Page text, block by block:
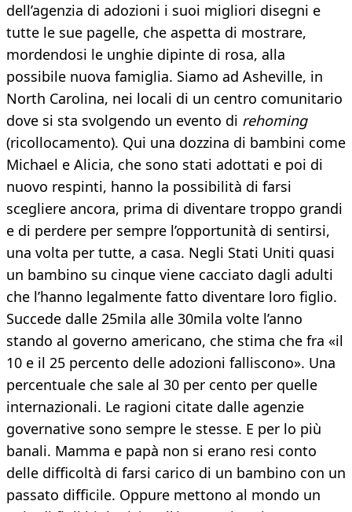
dell’agenzia di adozioni i suoi migliori disegni e
tutte le sue pagelle, che aspetta di mostrare,
mordendosi le unghie dipinte di rosa, alla
possibile nuova famiglia. Siamo ad Asheville, in
North Carolina, nei locali di un centro comunitario
dove si sta svolgendo un evento di rehoming
(ricollocamento). Qui una dozzina di bambini come
Michael e Alicia, che sono stati adottati e poi di
nuovo respinti, hanno la possibilità di farsi
scegliere ancora, prima di diventare troppo grandi
e di perdere per sempre l’opportunità di sentirsi,
una volta per tutte, a casa. Negli Stati Uniti quasi
un bambino su cinque viene cacciato dagli adulti
che l’hanno legalmente fatto diventare loro figlio.
Succede dalle 25mila alle 30mila volte l’anno
stando al governo americano, che stima che fra «il
10 e il 25 percento delle adozioni falliscono». Una
percentuale che sale al 30 per cento per quelle
internazionali. Le ragioni citate dalle agenzie
governative sono sempre le stesse. E per lo più
banali. Mamma e papà non si erano resi conto
delle difficoltà di farsi carico di un bambino con un
passato difficile. Oppure mettono al mondo un